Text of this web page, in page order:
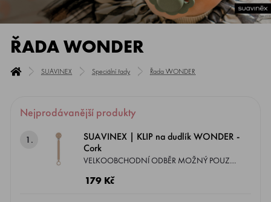
ŘADA WONDER
SUAVINEX Speciální řady Řada WONDER
Nejprodávanější produkty
1.
SUAVINEX | KLIP na dudlík WONDER -
Cork
VELKOOBCHODNÍ ODBĚR MOŽNÝ POUZE
DLE PODMÍNEK ZASLANÝCH EMAILEM.
179 Kč